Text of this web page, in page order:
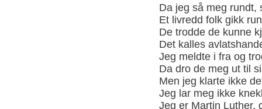
Da jeg så meg
Et livredd folk gikk
De trodde de kunne
Det kalles
Jeg meldte i fra og
Da dro de meg ut til
Men jeg klarte ikke
Jeg lar meg ikke
Jeg er Martin Luther,